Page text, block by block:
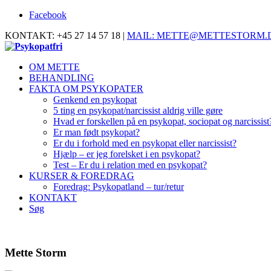
Facebook
KONTAKT: +45 27 14 57 18 | MAIL:
OM METTE
BEHANDLING
FAKTA OM PSYKOPATER
Genkend en psykopat
5 ting en psykopat/narcissist aldrig ville gøre
Hvad er forskellen på en psykopat, sociopat og
Er man født psykopat?
Er du i forhold med en psykopat eller narcissist?
Hjælp – er jeg forelsket i en psykopat?
Test – Er du i relation med en psykopat?
KURSER & FOREDRAG
Foredrag: Psykopatland – tur/retur
KONTAKT
Søg
Mette Storm